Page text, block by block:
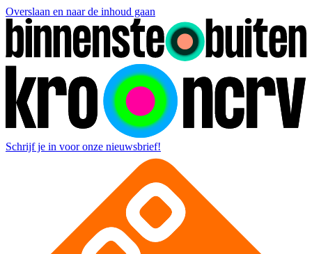
Overslaan en naar de inhoud gaan
Schrijf je in voor onze nieuwsbrief!